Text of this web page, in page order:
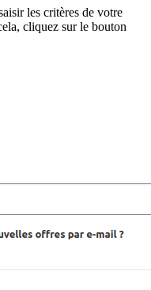
les critères de votre
cliquez sur le bouton